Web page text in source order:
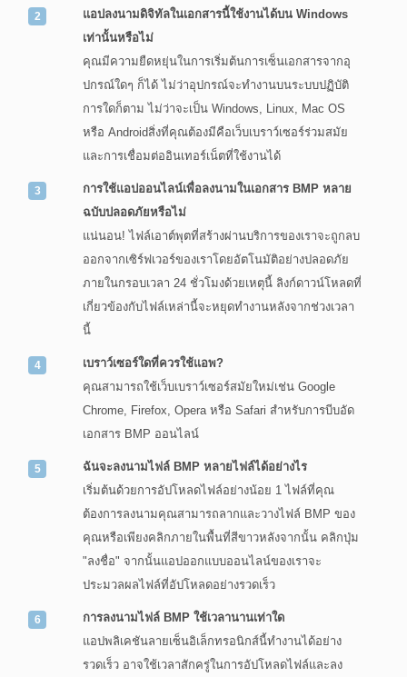
แอปลงนามดิจิทัลในเอกสารนี้ใช้งานได้บน Windows
เท่านั้นหรือไม่
คุณมีความยืดหยุ่นในการเริ่มต้นการเซ็นเอกสารจากอุ
ปกรณ์ใดๆ ก็ได้ ไม่ว่าอุปกรณ์จะทำงานบนระบบปฏิบัติ
การใดก็ตาม ไม่ว่าจะเป็น Windows, Linux, Mac OS
หรือ Androidสิ่งที่คุณต้องมีคือเว็บเบราว์เซอร์ร่วมสมัย
และการเชื่อมต่ออินเทอร์เน็ตที่ใช้งานได้
การใช้แอปออนไลน์เพื่อลงนามในเอกสาร BMP หลาย
ฉบับปลอดภัยหรือไม่
แน่นอน! ไฟล์เอาต์พุตที่สร้างผ่านบริการของเราจะถูกลบ
ออกจากเซิร์ฟเวอร์ของเราโดยอัตโนมัติอย่างปลอดภัย
ภายในกรอบเวลา 24 ชั่วโมงด้วยเหตุนี้ ลิงก์ดาวน์โหลดที่
เกี่ยวข้องกับไฟล์เหล่านี้จะหยุดทำงานหลังจากช่วงเวลา
นี้
เบราว์เซอร์ใดที่ควรใช้แอพ?
คุณสามารถใช้เว็บเบราว์เซอร์สมัยใหม่เช่น Google
Chrome, Firefox, Opera หรือ Safari สำหรับการบีบอัด
เอกสาร BMP ออนไลน์
ฉันจะลงนามไฟล์ BMP หลายไฟล์ได้อย่างไร
เริ่มต้นด้วยการอัปโหลดไฟล์อย่างน้อย 1 ไฟล์ที่คุณ
ต้องการลงนามคุณสามารถลากและวางไฟล์ BMP ของ
คุณหรือเพียงคลิกภายในพื้นที่สีขาวหลังจากนั้น คลิกปุ่ม
"ลงชื่อ" จากนั้นแอปออกแบบออนไลน์ของเราจะ
ประมวลผลไฟล์ที่อัปโหลดอย่างรวดเร็ว
การลงนามไฟล์ BMP ใช้เวลานานเท่าใด
แอปพลิเคชันลายเซ็นอิเล็กทรอนิกส์นี้ทำงานได้อย่าง
รวดเร็ว อาจใช้เวลาสักครู่ในการอัปโหลดไฟล์และลง